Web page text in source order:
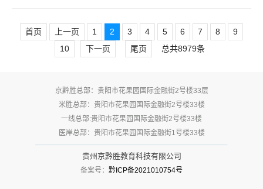
首页 上一页 1 2 3 4 5 6 7 8
9
10
下一页 尾页 总共8979条
京黔胜总部：贵阳市花果园国际金融街2号楼33层
米胜总部：贵阳市花果园国际金融街2号楼33楼
一线总部:贵阳市花果园国际金融街2号楼33楼
医岸总部：贵阳市花果园国际金融街1号楼33楼
贵州京黔胜教育科技有限公司
备案号： 黔ICP备2021010754号